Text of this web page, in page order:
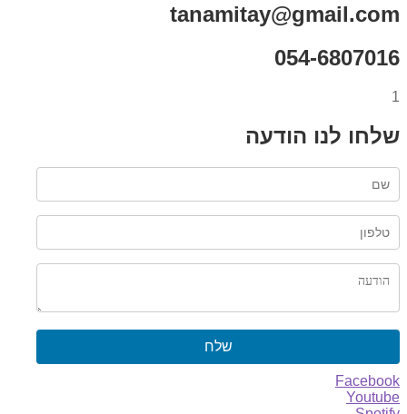
tanamitay@gmail.com
054-6807016
1
שלחו לנו הודעה
שלח
Facebook
Youtube